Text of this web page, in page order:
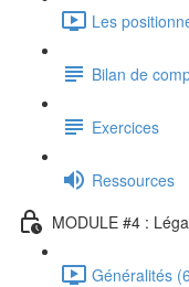
Les
Bilan de
Exercices
Ressources
MODULE #4 :
Généralités